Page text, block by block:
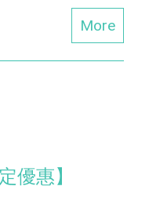
More
優惠】